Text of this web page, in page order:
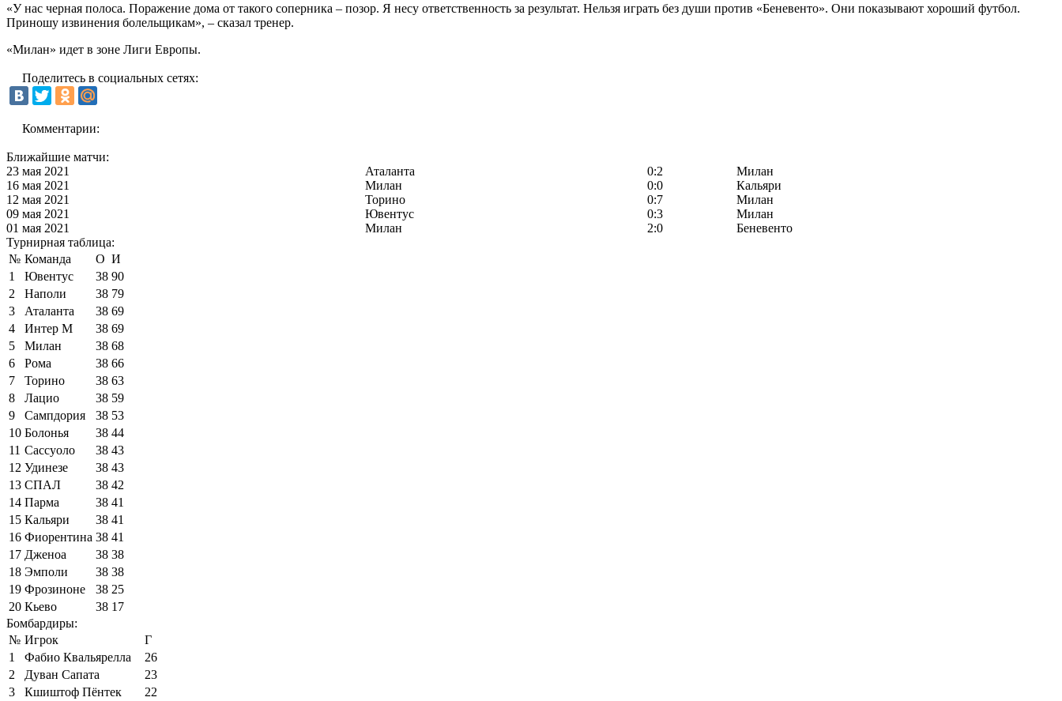
«У нас черная полоса. Поражение дома от такого соперника – позор. Я несу ответственность за результат. Нельзя играть без души против «Беневенто». Они показывают хороший футбол.
Приношу извинения болельщикам», – сказал тренер.
«Милан» идет в зоне Лиги Европы.
Поделитесь в социальных сетях:
Комментарии:
Ближайшие матчи:
23 мая 2021
Аталанта 0:2
Милан
16 мая 2021
Милан 0:0
Кальяри
12 мая 2021
Торино 0:7
Милан
09 мая 2021
Ювентус 0:3
Милан
01 мая 2021
Милан 2:0
Беневенто
Турнирная таблица:
№ Команда О И
1
Ювентус 38 90
2
Наполи 38 79
3
Аталанта 38 69
4
Интер М 38 69
5
Милан 38 68
6
Рома 38 66
7
Торино 38 63
8
Лацио 38 59
9
Сампдория 38 53
10 Болонья 38 44
11 Сассуоло 38 43
12 Удинезе 38 43
13 СПАЛ 38 42
14 Парма 38 41
15 Кальяри 38 41
16 Фиорентина 38 41
17 Дженоа 38 38
18 Эмполи 38 38
19 Фрозиноне 38 25
20 Кьево 38 17
Бомбардиры:
№ Игрок
Г
1
Фабио Квальярелла
26
2
Дуван Сапата
23
3
Кшиштоф Пёнтек
22